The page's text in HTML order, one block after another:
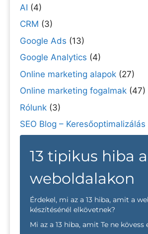
AI (4)
CRM (3)
Google Ads (13)
Google Analytics (4)
Online marketing alapok (27)
Online marketing fogalmak (47)
Rólunk (3)
SEO Blog –
13 tipikus hiba a
weboldalakon
Érdekel, mi az a 13 hiba, amit a
készítésénél elkövetnek?
Mi az a 13 hiba, amit Te ne kövess